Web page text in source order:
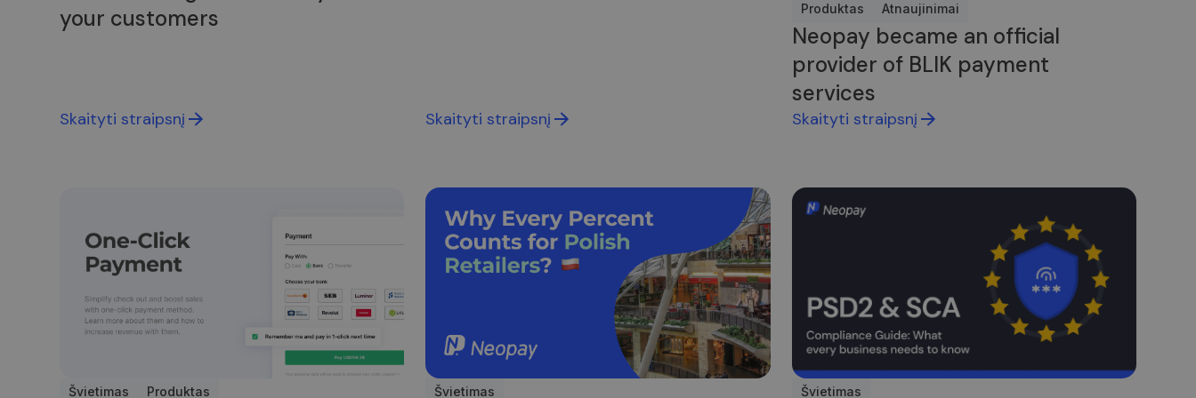
your customers
Skaityti straipsnį Skaityti straipsnį
Produktas Atnaujinimai
Neopay became an official
provider of BLIK payment
services
Skaityti straipsnį
Švietimas Produktas Švietimas Švietimas
Šį slapuką nustato „Google Analytics“. Jis saugo ir atnaujina kiekvieno
aplankyto puslapio unikalią vertę ir yra naudojamas puslapių